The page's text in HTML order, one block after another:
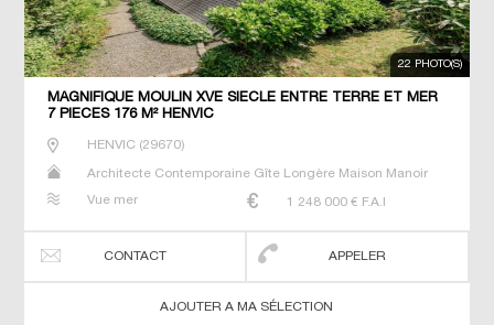
22 PHOTO(S)
MAGNIFIQUE MOULIN XVE SIECLE ENTRE TERRE ET MER
7 PIECES 176 M² HENVIC
HENVIC(29670)
Architecte Contemporaine Gîte Longère Maison Manoir
Vue mer
1 248 000 € F.A.I
CONTACT APPELER
AJOUTER A MA SÉLECTION